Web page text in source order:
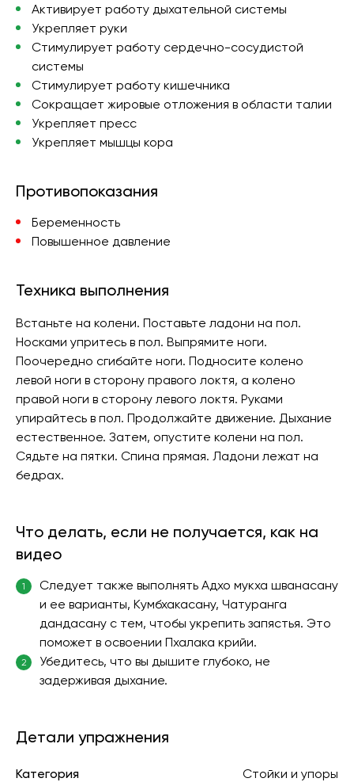
Активирует работу дыхательной системы
Укрепляет руки
Стимулирует работу сердечно-сосудистой
системы
Стимулирует работу кишечника
Сокращает жировые отложения в области талии
Укрепляет пресс
Укрепляет мышцы кора
Противопоказания
Беременность
Повышенное давление
Техника выполнения
Встаньте на колени. Поставьте ладони на пол.
Носками упритесь в пол. Выпрямите ноги.
Поочередно сгибайте ноги. Подносите колено
левой ноги в сторону правого локтя, а колено
правой ноги в сторону левого локтя. Руками
упирайтесь в пол. Продолжайте движение. Дыхание
естественное. Затем, опустите колени на пол.
Сядьте на пятки. Спина прямая. Ладони лежат на
бедрах.
Что делать, если не получается, как на
видео
1
Следует также выполнять Адхо мукха шванасану
и ее варианты, Кумбхакасану, Чатуранга
дандасану с тем, чтобы укрепить запястья. Это
поможет в освоении Пхалака крийи.
2
Убедитесь, что вы дышите глубоко, не
задерживая дыхание.
Детали упражнения
Категория Стойки и упоры